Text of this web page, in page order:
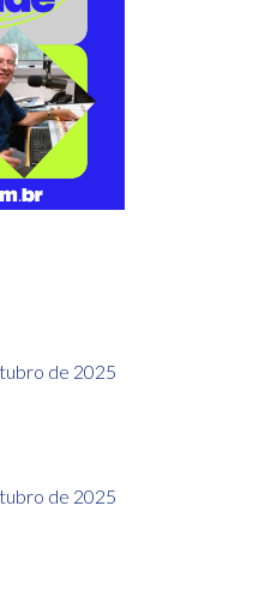
de 2025
de 2025